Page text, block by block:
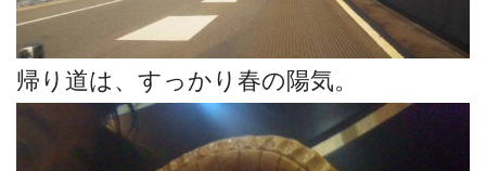
帰り道は、すっかり春の陽気。